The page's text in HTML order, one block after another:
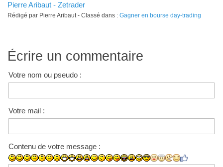
Pierre Aribaut - Zetrader
Rédigé par Pierre Aribaut - Classé dans : Gagner en bourse day-trading
Écrire un commentaire
Votre nom ou pseudo :
Votre mail :
Contenu de votre message :